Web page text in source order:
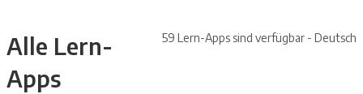
59 Lern-Apps sind verfügbar - Deutsch
Alle Lern-
Apps